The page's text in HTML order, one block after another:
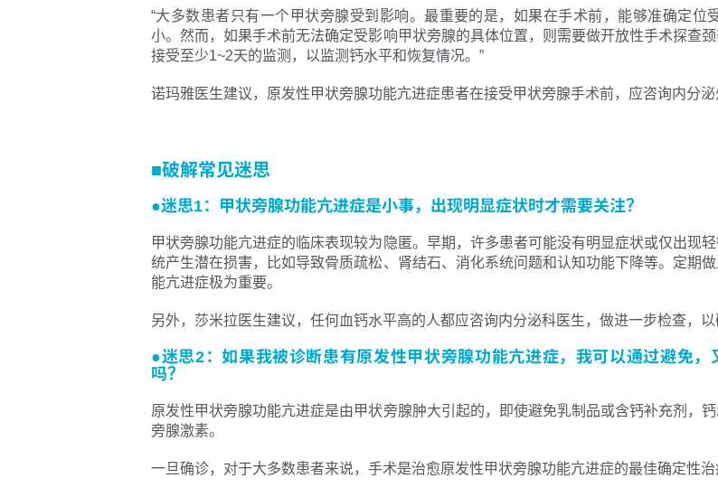
“大多数患者只有一个甲状旁腺受到影响。最重要的是，如果在手术前，能够准确定
小。然而，如果手术前无法确定受影响甲状旁腺的具体位置，则需要做开放性手术探查
接受至少1~2天的监测，以监测钙水平和恢复情况。”
诺玛雅医生建议，原发性甲状旁腺功能亢进症患者在接受甲状旁腺手术前，应咨询内分泌
■破解常见迷思
●迷思1：甲状旁腺功能亢进症是小事，出现明显症状时才需要关注？
甲状旁腺功能亢进症的临床表现较为隐匿。早期，许多患者可能没有明显症状或仅出现
统产生潜在损害，比如导致骨质疏松、肾结石、消化系统问题和认知功能下降等。定期
能亢进症极为重要。
另外，莎米拉医生建议，任何血钙水平高的人都应咨询内分泌科医生，做进一步检查，
●迷思2：如果我被诊断患有原发性甲状旁腺功能亢进症，我可以通过避免
吗？
原发性甲状旁腺功能亢进症是由甲状旁腺肿大引起的，即使避免乳制品或含钙补充剂，
旁腺激素。
一旦确诊，对于大多数患者来说，手术是治愈原发性甲状旁腺功能亢进症的最佳确定性治